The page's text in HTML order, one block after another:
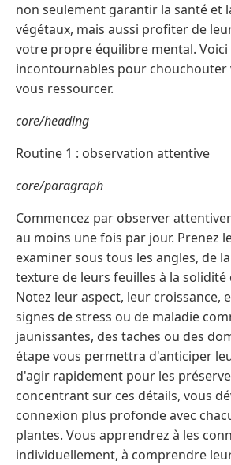
non seulement garantir la santé et
végétaux, mais aussi profiter de
votre propre équilibre mental.
incontournables pour chouchouter
vous ressourcer.
core/heading
Routine 1 : observation attentive
core/paragraph
Commencez par observer
au moins une fois par jour. Prenez
examiner sous tous les angles, de
texture de leurs feuilles à la solidité
Notez leur aspect, leur croissance,
signes de stress ou de maladie
jaunissantes, des taches ou des
étape vous permettra d'anticiper
d'agir rapidement pour les
concentrant sur ces détails, vous
connexion plus profonde avec
plantes. Vous apprendrez à les
individuellement, à comprendre